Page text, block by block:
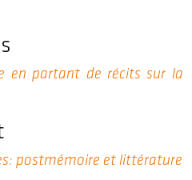
en partant de récits sur la
postmémoire et littérature